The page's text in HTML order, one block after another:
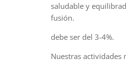
saludable y
fusión.
debe ser del 3-4%.
Nuestras actividades